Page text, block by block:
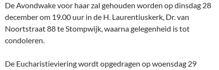
De Avondwake voor haar zal gehouden worden op dinsdag 28
december om 19.00 uur in de H. Laurentiuskerk, Dr. van
Noortstraat 88 te Stompwijk, waarna gelegenheid is tot
condoleren.
De Eucharistieviering wordt opgedragen op woensdag 29